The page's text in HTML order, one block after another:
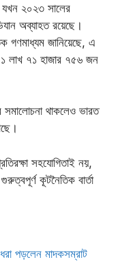
২০২৩ সালের
অব্যাহত রয়েছে।
গণমাধ্যম জানিয়েছে, এ
লাখ ৭১ হাজার ৭৫৬ জন
সমালোচনা থাকলেও ভারত
সহযোগিতাই নয়,
কূটনৈতিক বার্তা
পড়লেন মাদকসম্রাট